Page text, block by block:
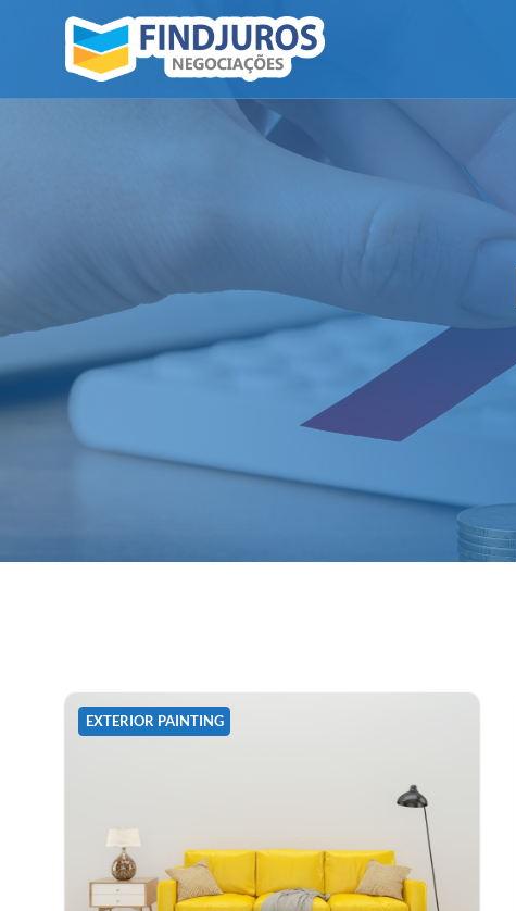
EXTERIOR PAINTING